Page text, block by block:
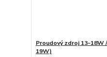
Proudový zdroj 13-18W
19W)